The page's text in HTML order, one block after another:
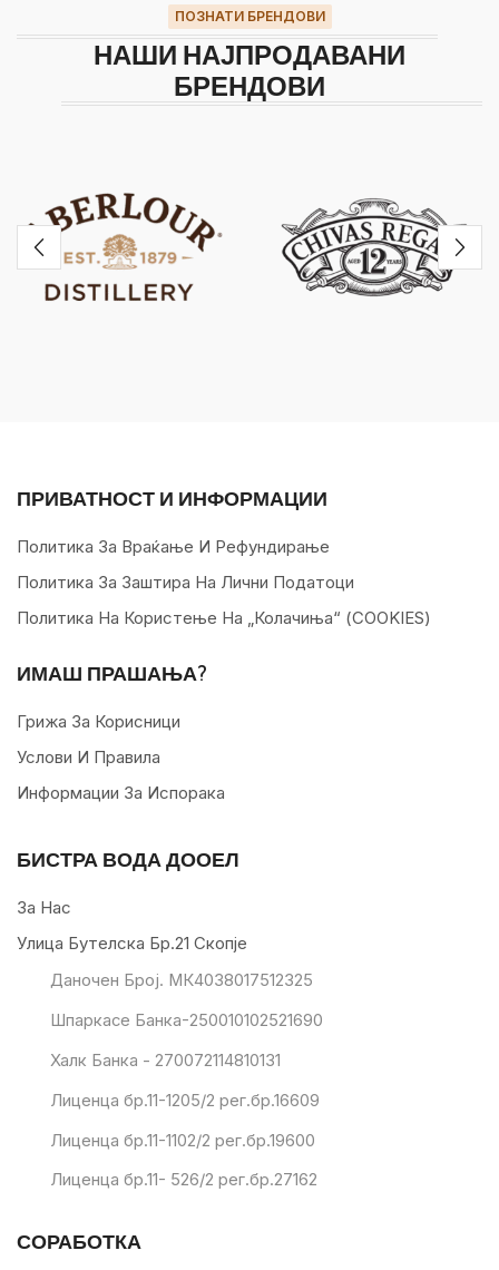
ПОЗНАТИ БРЕНДОВИ
НАШИ НАЈПРОДАВАНИ
БРЕНДОВИ
ПРИВАТНОСТ И ИНФОРМАЦИИ
Политика За Враќање И Рефундирање
Политика За Заштира На Лични Податоци
Политика На Користење На „колачиња“ (COOKIES)
ИМАШ ПРАШАЊА?
Грижа За Корисници
Услови И Правила
Информации За Испорака
БИСТРА ВОДА ДООЕЛ
За Нас
Улица Бутелска Бр.21 Скопје
Даночен Број. МК4038017512325
Шпаркасе Банка-250010102521690
Халк Банка - 270072114810131
Лиценца бр.11-1205/2 рег.бр.16609
Лиценца бр.11-1102/2 рег.бр.19600
Лиценца бр.11- 526/2 рег.бр.27162
СОРАБОТКА